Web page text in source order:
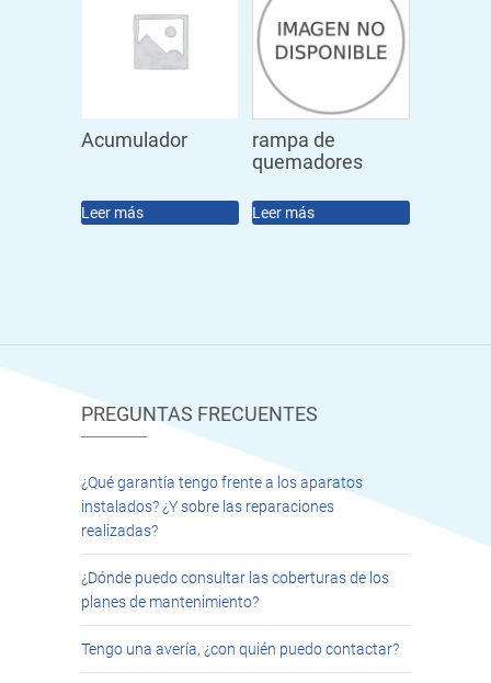
Acumulador
Leer más
rampa de
quemadores
Leer más
PREGUNTAS FRECUENTES
¿Qué garantía tengo frente a los aparatos
instalados? ¿Y sobre las reparaciones
realizadas?
¿Dónde puedo consultar las coberturas de los
planes de mantenimiento?
Tengo una avería, ¿con quién puedo contactar?